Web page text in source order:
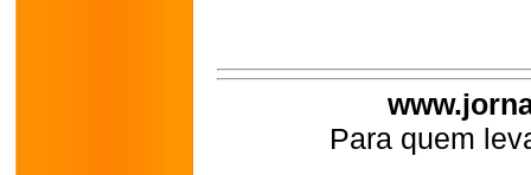
Para quem